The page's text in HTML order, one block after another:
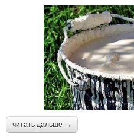
читать дальше →